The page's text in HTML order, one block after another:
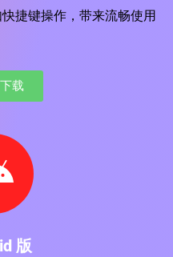
捷键操作，带来流畅使用
载
版